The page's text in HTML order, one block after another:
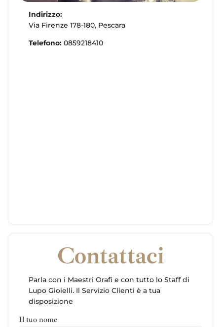
Indirizzo:
Via Firenze 178-180, Pescara
Telefono: 0859218410
Contattaci
Parla con i Maestri Orafi e con tutto lo Staff di
Lupo Gioielli. Il Servizio Clienti è a tua
disposizione
Il tuo nome